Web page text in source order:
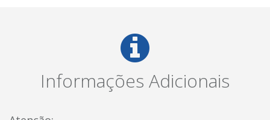
Informações Adicionais